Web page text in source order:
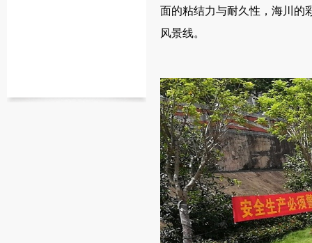
面的粘结力与耐久性，海川的
风景线。